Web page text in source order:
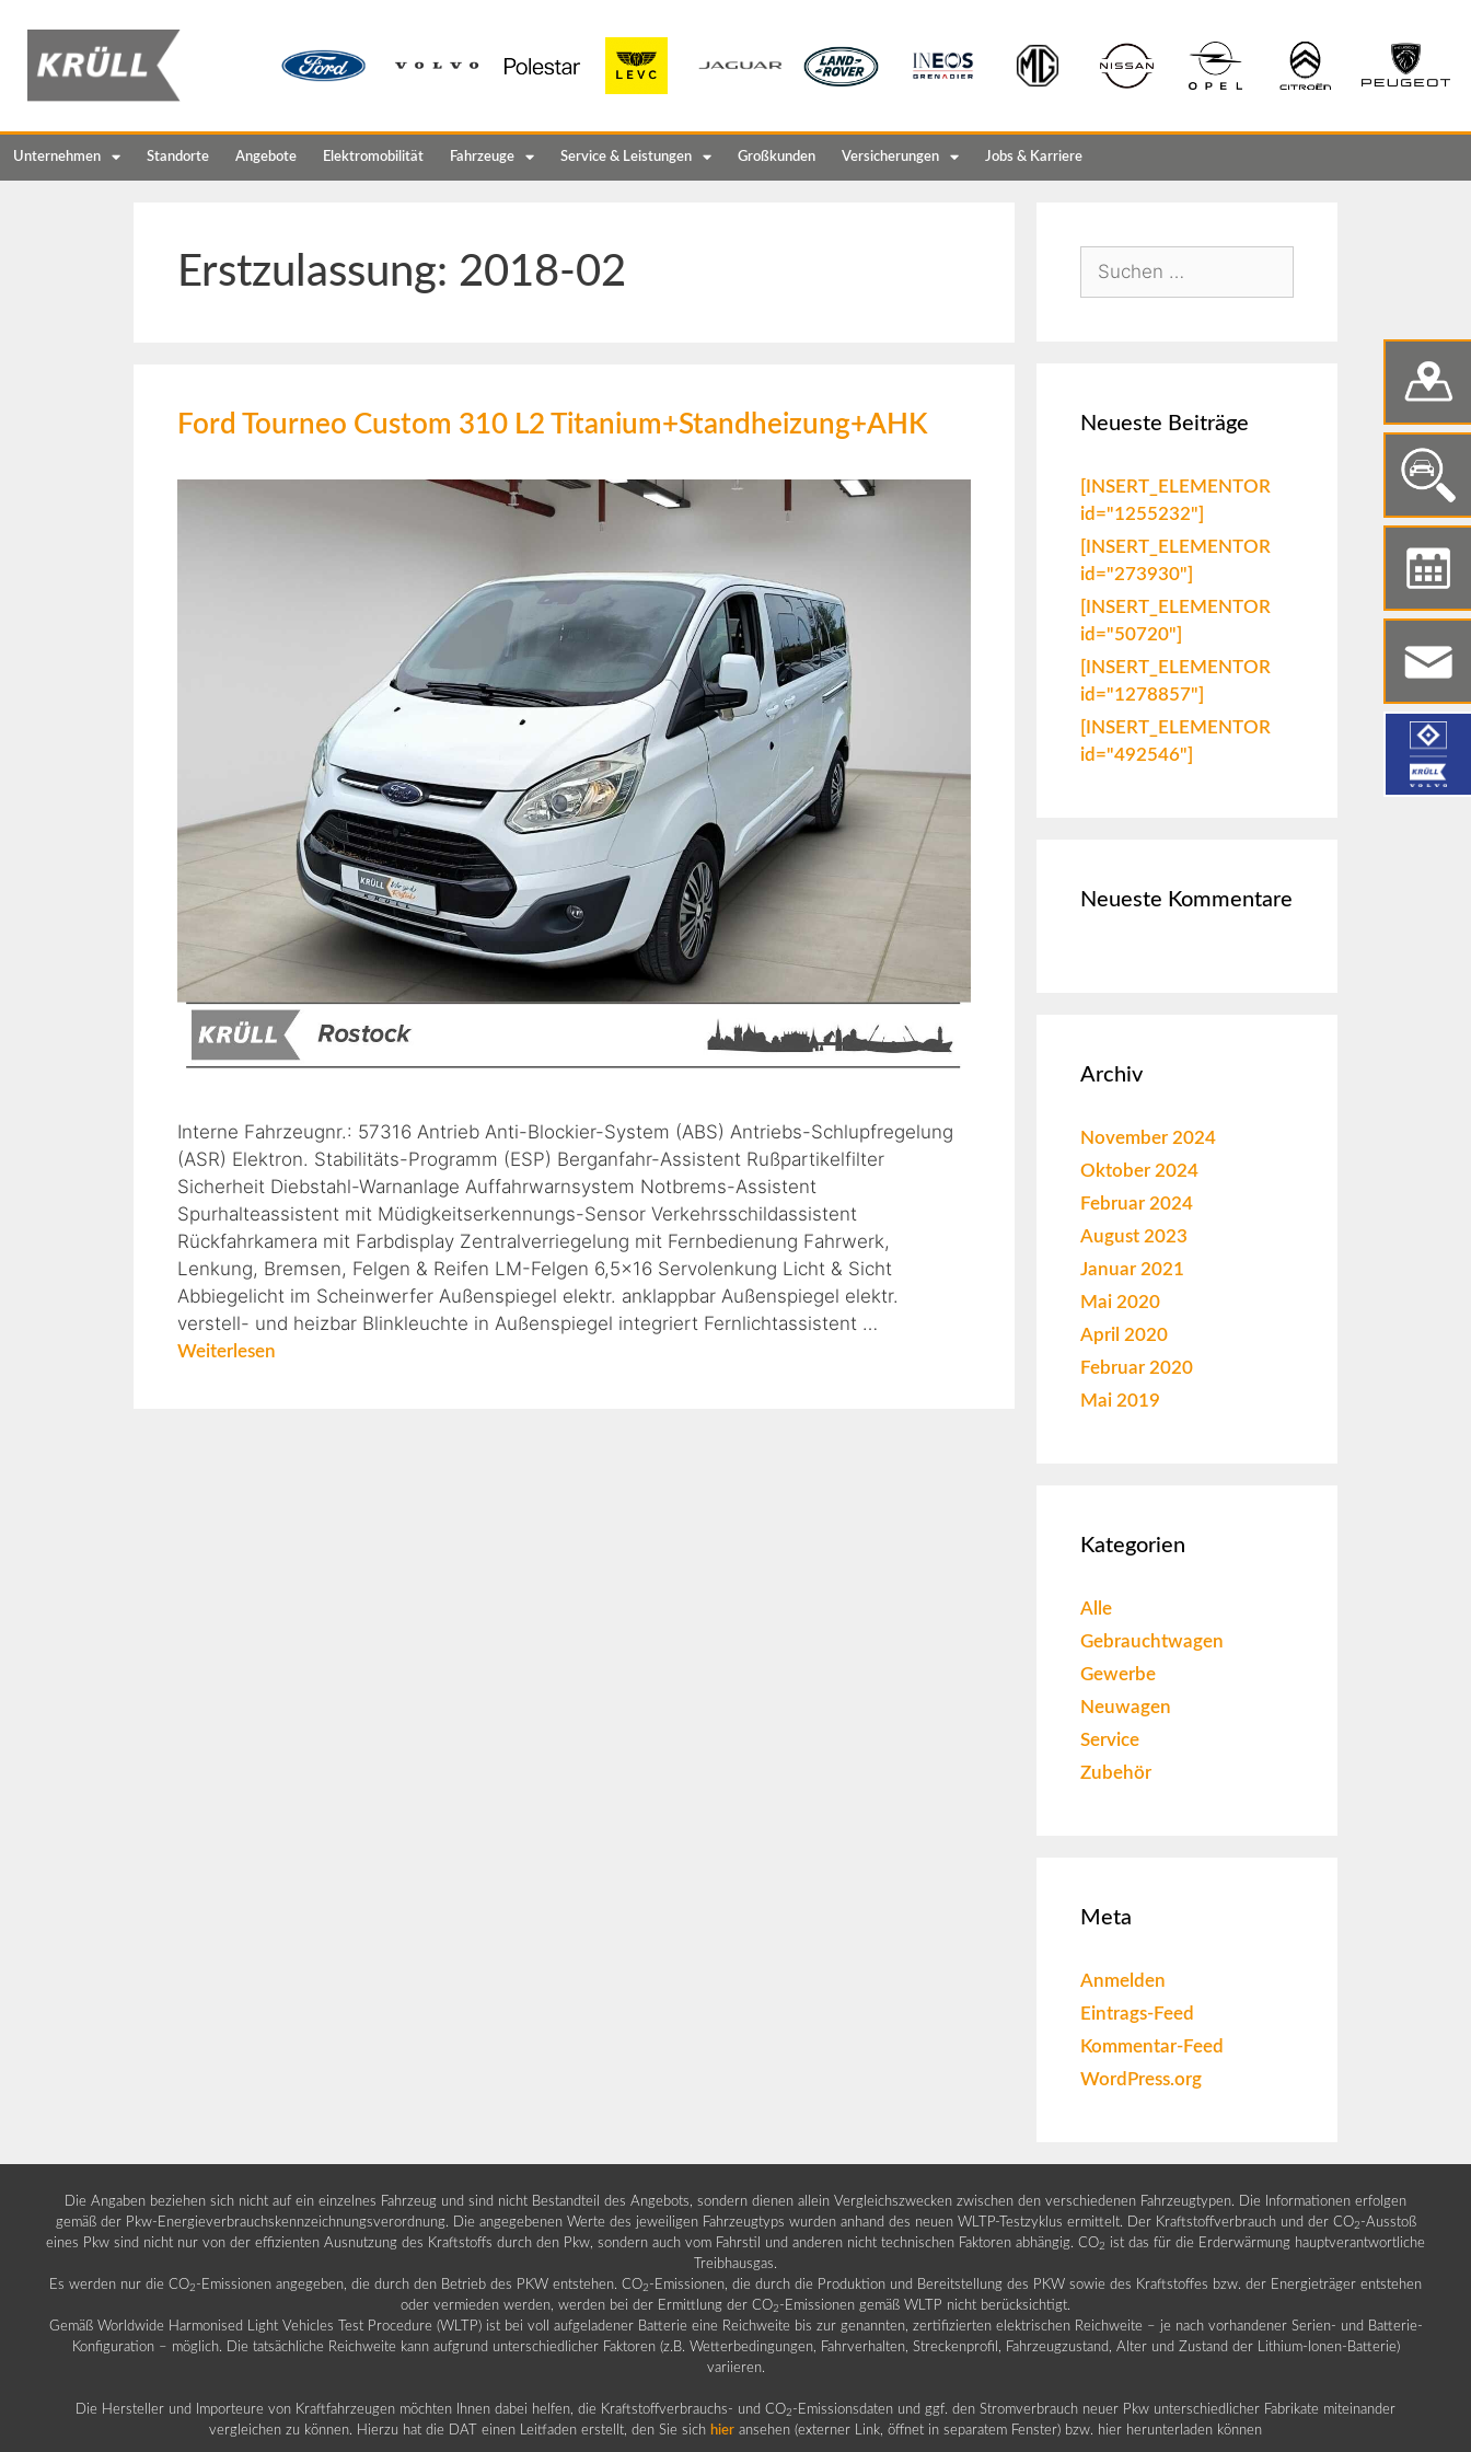
Unternehmen Standorte Angebote Elektromobilität Fahrzeuge Service & Leistungen Großkunden Versicherungen Jobs & Karriere
Erstzulassung: 2018-02
Ford Tourneo Custom 310 L2 Titanium+Standheizung+AHK
Interne Fahrzeugnr.: 57316 Antrieb Anti-Blockier-System (ABS) Antriebs-Schlupfregelung
(ASR) Elektron. Stabilitäts-Programm (ESP) Berganfahr-Assistent Rußpartikelfilter
Sicherheit Diebstahl-Warnanlage Auffahrwarnsystem Notbrems-Assistent
Spurhalteassistent mit Müdigkeitserkennungs-Sensor Verkehrsschildassistent
Rückfahrkamera mit Farbdisplay Zentralverriegelung mit Fernbedienung Fahrwerk,
Lenkung, Bremsen, Felgen & Reifen LM-Felgen 6,5×16 Servolenkung Licht & Sicht
Abbiegelicht im Scheinwerfer Außenspiegel elektr. anklappbar Außenspiegel elektr.
verstell- und heizbar Blinkleuchte in Außenspiegel integriert Fernlichtassistent …
Weiterlesen
Neueste Beiträge
[INSERT_ELEMENTOR
id="1255232"]
[INSERT_ELEMENTOR
id="273930"]
[INSERT_ELEMENTOR
id="50720"]
[INSERT_ELEMENTOR
id="1278857"]
[INSERT_ELEMENTOR
id="492546"]
Neueste Kommentare
Archiv
November 2024
Oktober 2024
Februar 2024
August 2023
Januar 2021
Mai 2020
April 2020
Februar 2020
Mai 2019
Kategorien
Alle
Gebrauchtwagen
Gewerbe
Neuwagen
Service
Zubehör
Meta
Anmelden
Eintrags-Feed
Kommentar-Feed
WordPress.org
Die Angaben beziehen sich nicht auf ein einzelnes Fahrzeug und sind nicht Bestandteil des Angebots, sondern dienen allein Vergleichszwecken zwischen den verschiedenen Fahrzeugtypen. Die Informationen erfolgen
gemäß der Pkw-Energieverbrauchskennzeichnungsverordnung. Die angegebenen Werte des jeweiligen Fahrzeugtyps wurden anhand des neuen WLTP-Testzyklus ermittelt. Der Kraftstoffverbrauch und der CO2 -Ausstoß
eines Pkw sind nicht nur von der effizienten Ausnutzung des Kraftstoffs durch den Pkw, sondern auch vom Fahrstil und anderen nicht technischen Faktoren abhängig. CO2 ist das für die Erderwärmung hauptverantwortliche
Treibhausgas.
Es werden nur die CO2 -Emissionen angegeben, die durch den Betrieb des PKW entstehen. CO2 -Emissionen, die durch die Produktion und Bereitstellung des PKW sowie des Kraftstoffes bzw. der Energieträger entstehen
oder vermieden werden, werden bei der Ermittlung der CO2 -Emissionen gemäß WLTP nicht berücksichtigt.
Gemäß Worldwide Harmonised Light Vehicles Test Procedure (WLTP) ist bei voll aufgeladener Batterie eine Reichweite bis zur genannten, zertifizierten elektrischen Reichweite – je nach vorhandener Serien- und Batterie-
Konfiguration – möglich. Die tatsächliche Reichweite kann aufgrund unterschiedlicher Faktoren (z.B. Wetterbedingungen, Fahrverhalten, Streckenprofil, Fahrzeugzustand, Alter und Zustand der Lithium-Ionen-Batterie)
variieren.
Die Hersteller und Importeure von Kraftfahrzeugen möchten Ihnen dabei helfen, die Kraftstoffverbrauchs- und CO2 -Emissionsdaten und ggf. den Stromverbrauch neuer Pkw unterschiedlicher Fabrikate miteinander
vergleichen zu können. Hierzu hat die DAT einen Leitfaden erstellt, den Sie sich hier ansehen (externer Link, öffnet in separatem Fenster) bzw. hier herunterladen können